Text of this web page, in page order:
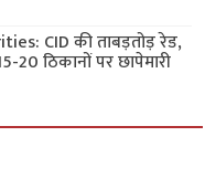
CID की ताबड़तोड़ रेड,
20 ठिकानों पर छापेमारी